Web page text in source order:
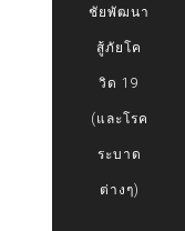
ชัยพัฒนา
สู้ภัยโค
วิด 19
(และโรค
ระบาด
ต่างๆ)